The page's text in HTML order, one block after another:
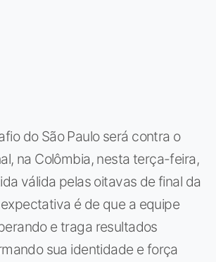
do São Paulo será contra o
na Colômbia, nesta terça-feira,
válida pelas oitavas de final da
é de que a equipe
e traga resultados
sua identidade e força